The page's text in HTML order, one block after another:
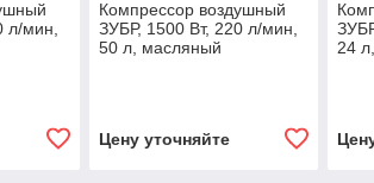
л/мин,
Компрессор воздушный
ЗУБР, 1500 Вт, 220 л/мин,
50 л, масляный
Цену уточняйте
24